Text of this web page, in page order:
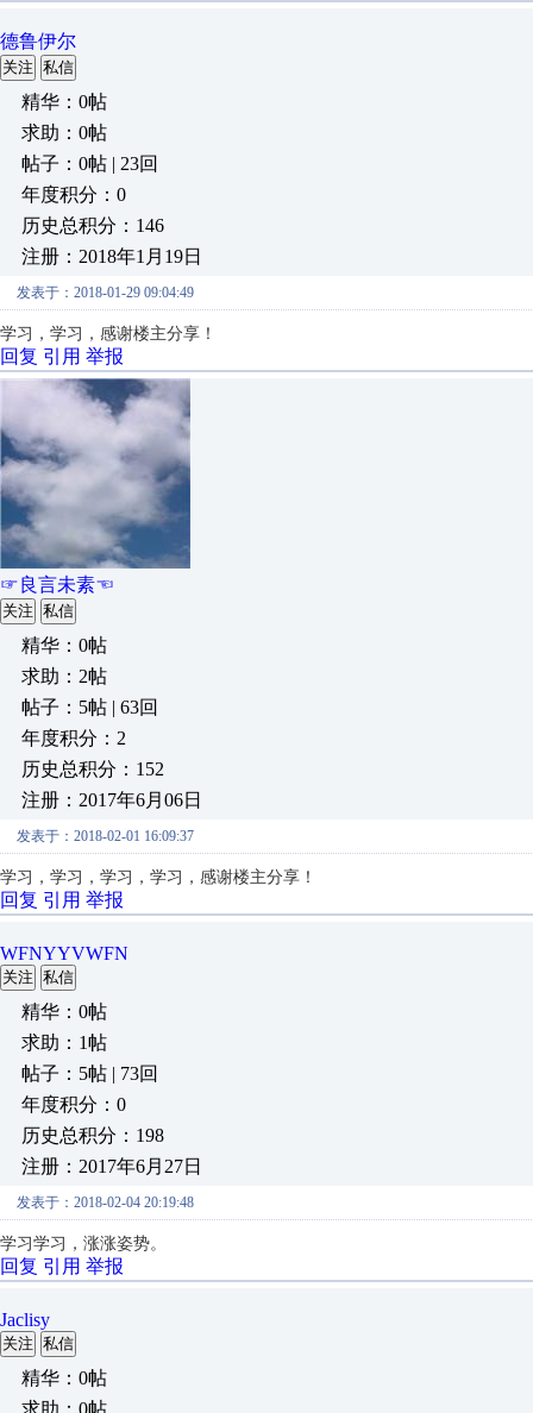
德鲁伊尔
关注 私信
精华：0帖
求助：0帖
帖子：0帖 | 23回
年度积分：0
历史总积分：146
注册：2018年1月19日
发表于：2018-01-29 09:04:49
学习，学习，感谢楼主分享！
回复 引用 举报
☞良言未素☜
关注 私信
精华：0帖
求助：2帖
帖子：5帖 | 63回
年度积分：2
历史总积分：152
注册：2017年6月06日
发表于：2018-02-01 16:09:37
学习，学习，学习，学习，感谢楼主分享！
回复 引用 举报
WFNYYVWFN
关注 私信
精华：0帖
求助：1帖
帖子：5帖 | 73回
年度积分：0
历史总积分：198
注册：2017年6月27日
发表于：2018-02-04 20:19:48
学习学习，涨涨姿势。
回复 引用 举报
Jaclisy
关注 私信
精华：0帖
求助：0帖